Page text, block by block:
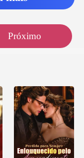
Próximo